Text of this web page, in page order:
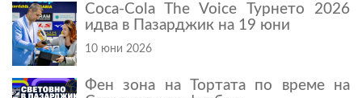
Coca-Cola The Voice Турнето 2026
идва в Пазарджик на 19 юни
10 юни 2026
Фен зона на Тортата по време на